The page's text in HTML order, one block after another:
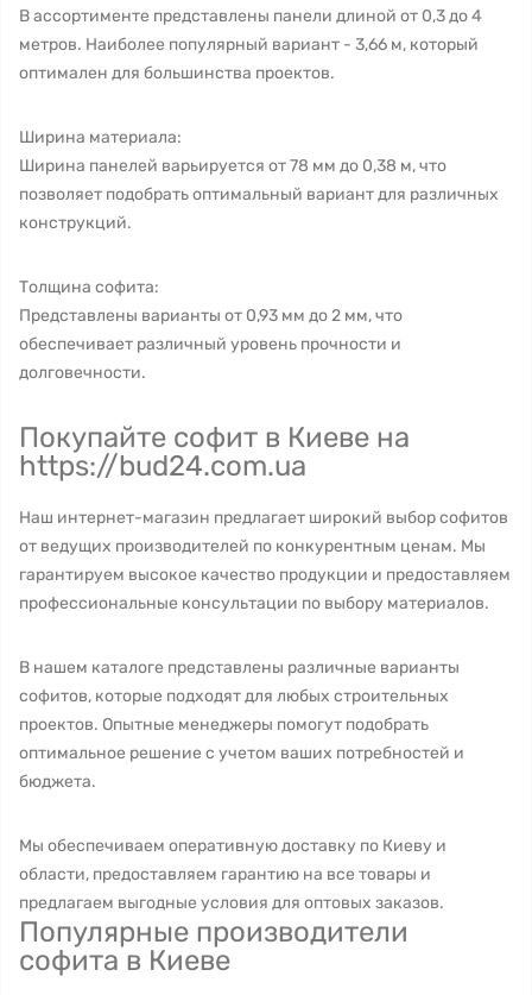
В ассортименте представлены панели длиной от 0,3 до 4
метров. Наиболее популярный вариант - 3,66 м, который
оптимален для большинства проектов.
Ширина материала:
Ширина панелей варьируется от 78 мм до 0,38 м, что
позволяет подобрать оптимальный вариант для различных
конструкций.
Толщина софита:
Представлены варианты от 0,93 мм до 2 мм, что
обеспечивает различный уровень прочности и
долговечности.
Покупайте софит в Киеве на
https://bud24.com.ua
Наш интернет-магазин предлагает широкий выбор софитов
от ведущих производителей по конкурентным ценам. Мы
гарантируем высокое качество продукции и предоставляем
профессиональные консультации по выбору материалов.
В нашем каталоге представлены различные варианты
софитов, которые подходят для любых строительных
проектов. Опытные менеджеры помогут подобрать
оптимальное решение с учетом ваших потребностей и
бюджета.
Мы обеспечиваем оперативную доставку по Киеву и
области, предоставляем гарантию на все товары и
предлагаем выгодные условия для оптовых заказов.
Популярные производители
софита в Киеве